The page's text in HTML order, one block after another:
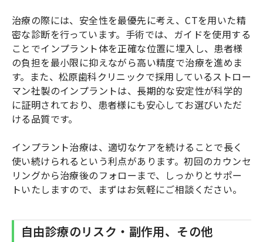
治療の際には、安全性を最優先に考え、CTを用いた精
密な診断を行っています。手術では、ガイドを使用する
ことでインプラント体を正確な位置に埋入し、患者様
の負担を最小限に抑えながら高い精度で治療を進めま
す。また、松原歯科クリニックで採用しているストロー
マン社製のインプラントは、長期的な安定性が科学的
に証明されており、患者様にも安心してお選びいただ
ける品質です。
インプラント治療は、適切なケアを続けることで長く
使い続けられるという利点があります。初回のカウンセ
リングから治療後のフォローまで、しっかりとサポー
トいたしますので、まずはお気軽にご相談ください。
自由診療のリスク・副作用、その他